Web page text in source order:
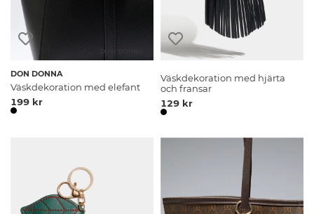
DON DONNA
DON DONNA
Väskdekoration med elefant
199 kr
Väskdekoration med hjärta
och fransar
129 kr